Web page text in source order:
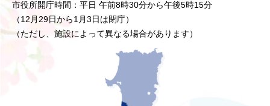
市役所開庁時間：平日 午前8時30分から午後5時15分
（12月29日から1月3日は閉庁）
（ただし、施設によって異なる場合があります）